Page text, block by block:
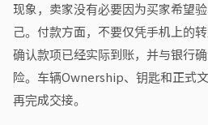
现象，卖家没有必要因为买家希望
己。付款方面，不要仅凭手机上的
确认款项已经实际到账，并与银行
险。车辆Ownership、钥匙和正式
再完成交接。